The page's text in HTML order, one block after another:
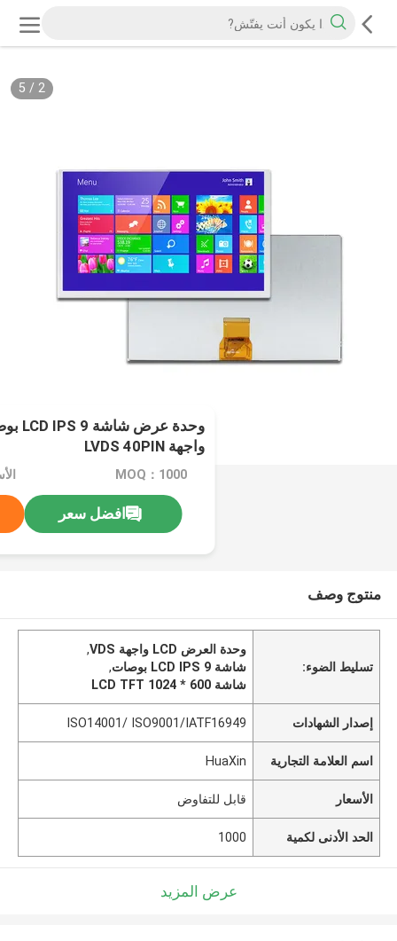
2
/
5
واجهة LVDS 40PIN
MOQ：1000
افضل سعر
منتوج وصف
تسليط الضوء:
وحدة العرض LCD واجهة VDS
,
شاشة LCD IPS 9 بوصات
,
شاشة LCD TFT 1024 * 600
إصدار الشهادات ISO14001/ ISO9001/IATF16949
اسم العلامة التجارية HuaXin
الأسعار قابل للتفاوض
الحد الأدنى لكمية 1000
عرض المزيد